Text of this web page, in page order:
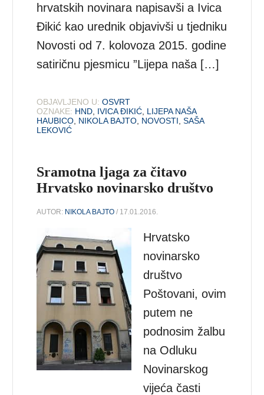
hrvatskih novinara napisavši a Ivica
Đikić kao urednik objavivši u tjedniku
Novosti od 7. kolovoza 2015. godine
satiričnu pjesmicu ”Lijepa naša […]
OBJAVLJENO U: OSVRT
OZNAKE: HND IVICA ĐIKIĆ LIJEPA NAŠA
HAUBICO NIKOLA BAJTO NOVOSTI ,SAŠA
LEKOVIĆ
Sramotna ljaga za čitavo
Hrvatsko novinarsko društvo
AUTOR: NIKOLA BAJTO / 17.01.2016.
Hrvatsko
novinarsko
društvo
Poštovani, ovim
putem ne
podnosim žalbu
na Odluku
Novinarskog
vijeća časti